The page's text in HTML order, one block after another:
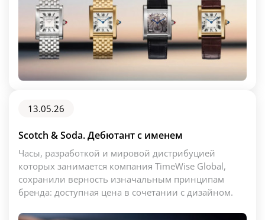
13.05.26
Scotch & Soda. Дебютант с именем
Часы, разработкой и мировой дистрибуцией
которых занимается компания TimeWise Global,
сохранили верность изначальным принципам
бренда: доступная цена в сочетании с дизайном.